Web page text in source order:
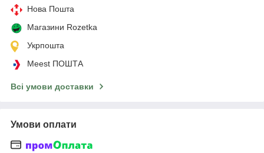
Нова Пошта
Магазини Rozetka
Укрпошта
Meest ПОШТА
Всі умови доставки
Умови оплати